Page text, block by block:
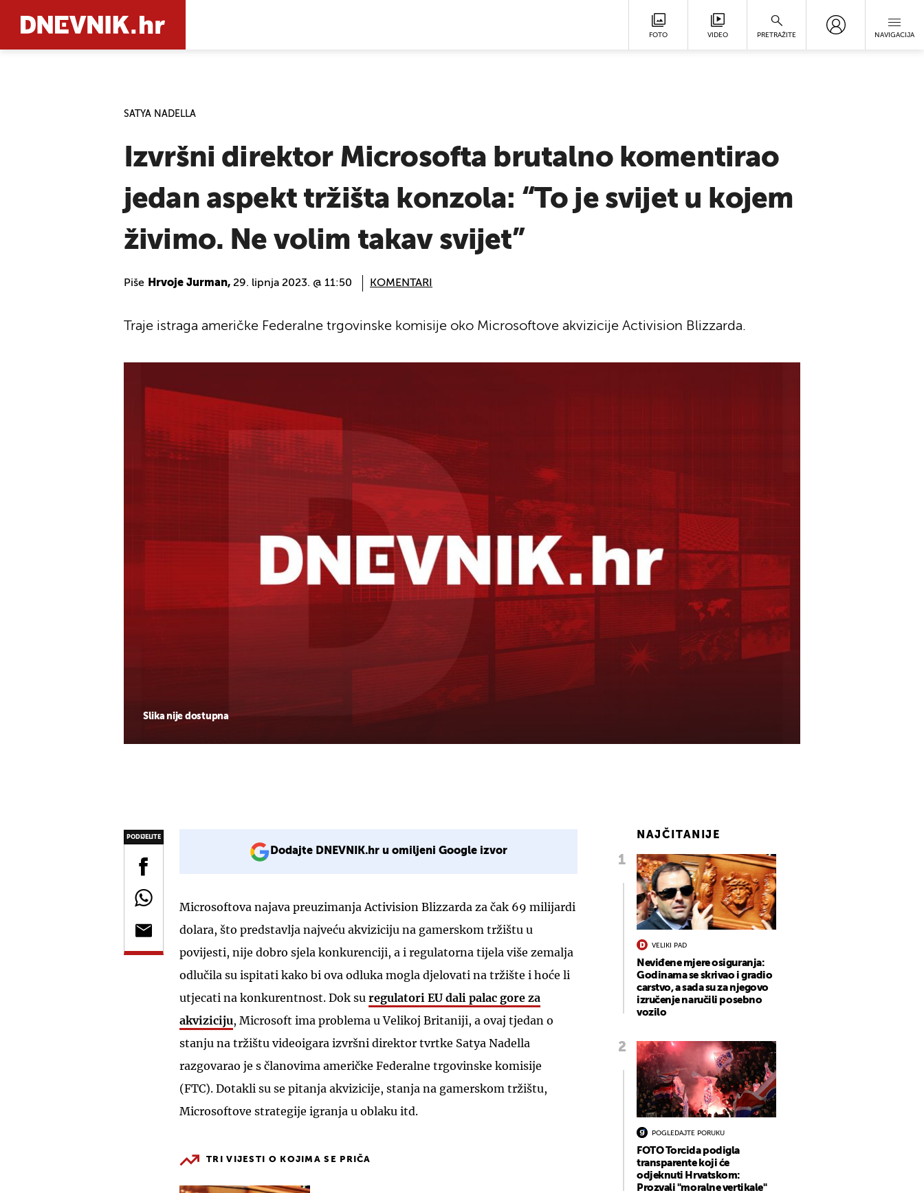
FOTO VIDEO PRETRAŽITE NAVIGACIJA
SATYA NADELLA
Izvršni direktor Microsofta brutalno komentirao
jedan aspekt tržišta konzola: “To je svijet u kojem
živimo. Ne volim takav svijet”
Piše Hrvoje Jurman, 29. lipnja 2023. @ 11:50 KOMENTARI
Slika nije dostupna
Traje istraga američke Federalne trgovinske komisije oko Microsoftove akvizicije Activision Blizzarda.
PODIJELITE
Dodajte DNEVNIK.hr u omiljeni Google izvor
Microsoftova najava preuzimanja Activision Blizzarda za čak 69 milijardi
dolara, što predstavlja najveću akviziciju na gamerskom tržištu u
povijesti, nije dobro sjela konkurenciji, a i regulatorna tijela više zemalja
odlučila su ispitati kako bi ova odluka mogla djelovati na tržište i hoće li
utjecati na konkurentnost. Dok su regulatori EU dali palac gore za
akviziciju, Microsoft ima problema u Velikoj Britaniji, a ovaj tjedan o
stanju na tržištu videoigara izvršni direktor tvrtke Satya Nadella
razgovarao je s članovima američke Federalne trgovinske komisije
(FTC). Dotakli su se pitanja akvizicije, stanja na gamerskom tržištu,
Microsoftove strategije igranja u oblaku itd.
TRI VIJESTI O KOJIMA SE PRIČA
NAJČITANIJE
VELIKI PAD
Neviđene mjere osiguranja:
Godinama se skrivao i gradio
carstvo, a sada su za njegovo
izručenje naručili posebno
vozilo
POGLEDAJTE PORUKU
FOTO Torcida podigla
transparente koji će
odjeknuti Hrvatskom:
Prozvali "moralne vertikale"